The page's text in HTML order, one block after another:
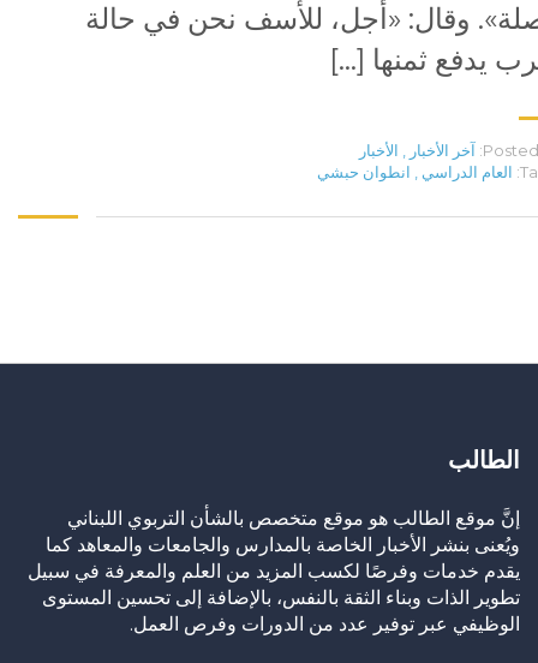
وقال: «أجل، للأسف نحن في حالة
يدفع ثمنها […]
Posted آخر الأخبار , الأخبار
العام الدراسي , انطوان حبشي
الطالب
إنَّ موقع الطالب هو موقع متخصص بالشأن التربوي اللبناني
ويُعنى بنشر الأخبار الخاصة بالمدارس والجامعات والمعاهد كما
يقدم خدمات وفرصًا لكسب المزيد من العلم والمعرفة في سبيل
تطوير الذات وبناء الثقة بالنفس، بالإضافة إلى تحسين المستوى
الوظيفي عبر توفير عدد من الدورات وفرص العمل.